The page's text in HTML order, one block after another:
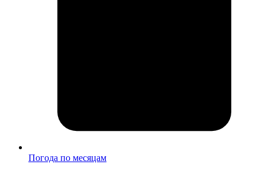
Погода по месяцам